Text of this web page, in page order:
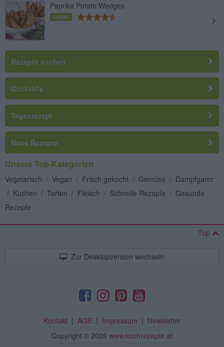
Paprika Potato Wedges
Leicht
Rezepte suchen
Cocktails
Tagesrezept
Neue Rezepte
Unsere Top-Kategorien
Vegetarisch / Vegan / Frisch gekocht / Gemüse / Dampfgarer
/ Kuchen / Torten / Fleisch / Schnelle Rezepte / Gesunde
Rezepte
Top
Zur Desktopversion wechseln
Kontakt| AGB| Impressum | Newsletter
Copyright © 2026 www.kochrezepte.at